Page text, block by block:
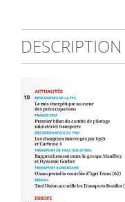
DESCRIPTION